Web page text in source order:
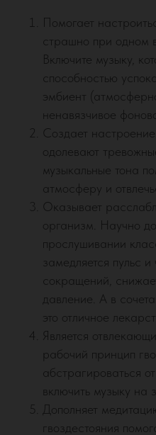
Помогает
страшно при одном
Включите музыку,
способностью
эмбиент
ненавязчивое
Создает
одолевают
музыкальные тона
атмосферу и
Оказывает
организм. Научно
прослушивании
замедляется пульс
сокращений,
давление. А в
это отличное
Является
рабочий принцип
абстрагироваться
включить музыку на
Дополняет
гвоздестояния